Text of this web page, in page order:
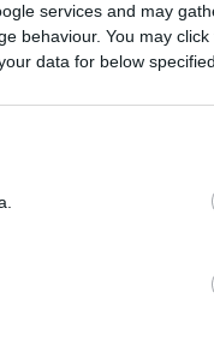
services and may
behaviour. You may
data for below
villamos
tartósan
ezért